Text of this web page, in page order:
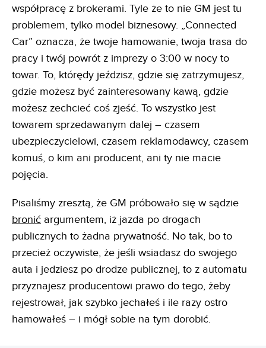
współpracę z brokerami. Tyle że to nie GM jest tu
problemem, tylko model biznesowy. „Connected
Car” oznacza, że twoje hamowanie, twoja trasa do
pracy i twój powrót z imprezy o 3:00 w nocy to
towar. To, którędy jeździsz, gdzie się zatrzymujesz,
gdzie możesz być zainteresowany kawą, gdzie
możesz zechcieć coś zjeść. To wszystko jest
towarem sprzedawanym dalej – czasem
ubezpieczycielowi, czasem reklamodawcy, czasem
komuś, o kim ani producent, ani ty nie macie
pojęcia.
Pisaliśmy zresztą, że GM próbowało się w sądzie
bronić argumentem, iż jazda po drogach
publicznych to żadna prywatność. No tak, bo to
przecież oczywiste, że jeśli wsiadasz do swojego
auta i jedziesz po drodze publicznej, to z automatu
przyznajesz producentowi prawo do tego, żeby
rejestrował, jak szybko jechałeś i ile razy ostro
hamowałeś – i mógł sobie na tym dorobić.